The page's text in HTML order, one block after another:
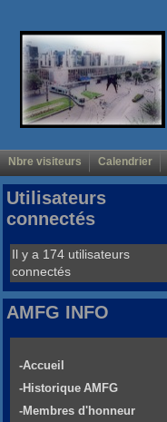
Nbre visiteurs Calendrier
Utilisateurs
connectés
Il y a 174 utilisateurs
connectés
AMFG INFO
-Accueil
-Historique AMFG
-Membres d'honneur